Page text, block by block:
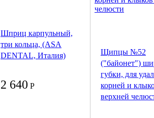
Шприц карпульный,
три кольца, (ASA
DENTAL, Италия)
2 640 Р
Щипцы №52
("байонет")
губки, для
корней и
верхней